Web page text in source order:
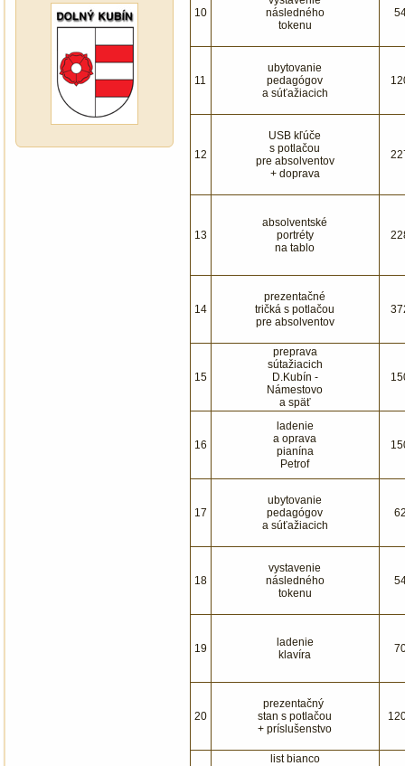
10
následného
tokenu
11
ubytovanie
pedagógov
a súťažiacich
12
USB kľúče
s potlačou
pre absolventov
+ doprava
13
absolventské
portréty
na tablo
14
prezentačné
tričká s potlačou
pre absolventov
15
preprava
sútažiacich
D.Kubín -
Námestovo
a späť
16
ladenie
a oprava
pianína
Petrof
17
ubytovanie
pedagógov
a súťažiacich
18
vystavenie
následného
tokenu
19
ladenie
klavíra
20
prezentačný
stan s potlačou
+ príslušenstvo
list bianco